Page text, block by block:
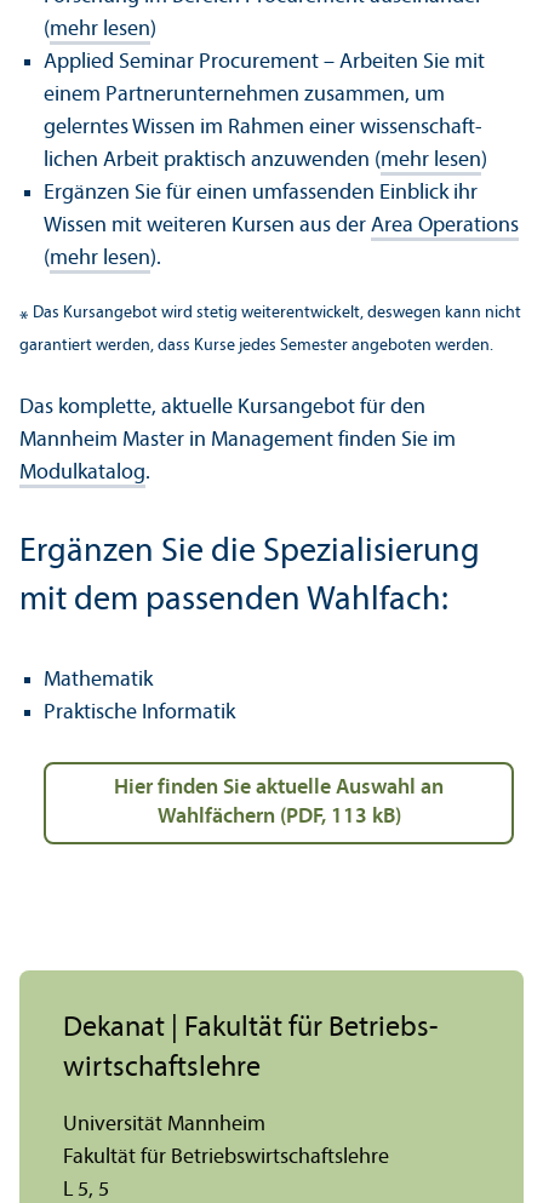
(mehr lesen)
Applied Seminar Procurement – Arbeiten Sie mit
einem Partner­unter­nehmen zusammen, um
gelerntes Wissen im Rahmen einer wissenschaft­
lichen Arbeit praktisch anzuwenden (mehr lesen)
Ergänzen Sie für einen umfassenden Einblick ihr
Wissen mit weiteren Kursen aus der Area Operations
(mehr lesen).
* Das Kursangebot wird stetig weiterentwickelt, deswegen kann nicht
garanti­ert werden, dass Kurse jedes Semester angeboten werden.
Das komplette, aktuelle Kursangebot für den
Mannheim Master in Management finden Sie im
Modulkatalog.
Ergänzen Sie die Spezialisierung
mit dem passenden Wahlfach:
Mathematik
Praktische Informatik
Hier finden Sie aktuelle Auswahl an
Wahlfächern (PDF, 113 kB)
Dekanat | Fakultät für Betriebs­
wirtschafts­lehre
Universität Mannheim
Fakultät für Betriebs­wirtschafts­lehre
L 5, 5